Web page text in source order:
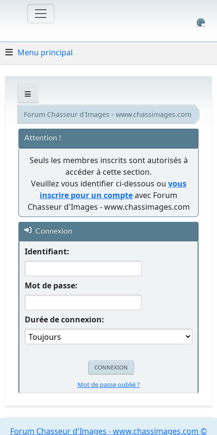
Menu principal
Forum Chasseur d'Images - www.chassimages.com
Attention !
Seuls les membres inscrits sont autorisés à
accéder à cette section.
Veuillez vous identifier ci-dessous ou vous
inscrire pour un compteavec Forum
Chasseur d'Images - www.chassimages.com
Connexion
Identifiant:
Mot de passe:
Durée de connexion:
Mot de passe oublié ?
Forum Chasseur d'Images - www.chassimages.com ©